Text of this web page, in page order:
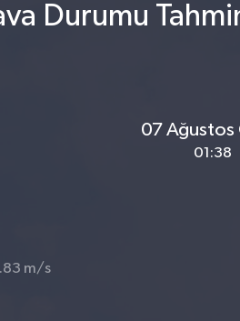
Durumu
07 Ağustos
01:38
m/s